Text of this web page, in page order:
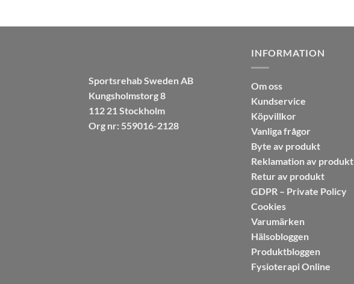
Sportsrehab Sweden AB
Kungsholmstorg 8
112 21 Stockholm
Org nr: 559016-2128
INFORMATION
Om oss
Kundservice
Köpvillkor
Vanliga frågor
Byte av produkt
Reklamation av produkt
Retur av produkt
GDPR – Private Policy
Cookies
Varumärken
Hälsobloggen
Produktbloggen
Fysioterapi Online